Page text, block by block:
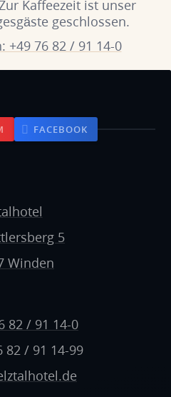
Kaffeezeit ist unser
geschlossen.
+49 76 82 / 91 14-0
FACEBOOK
5
Winden
82 / 91 14-0
82 / 91 14-99